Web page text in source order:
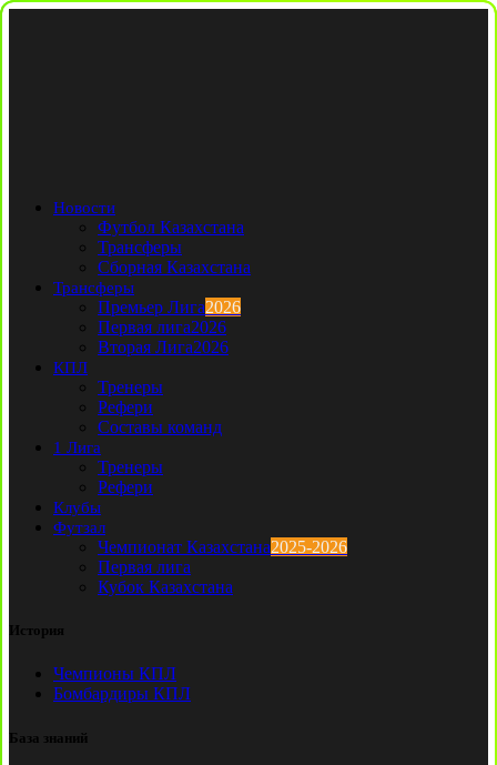
Новости
Футбол Казахстана
Трансферы
Сборная Казахстана
Трансферы
Премьер Лига2026
Первая лига2026
Вторая Лига2026
КПЛ
Тренеры
Рефери
Составы команд
1 Лига
Тренеры
Рефери
Клубы
Футзал
Чемпионат Казахстана2025-2026
Первая лига
Кубок Казахстана
История
Чемпионы КПЛ
Бомбардиры КПЛ
База знаний